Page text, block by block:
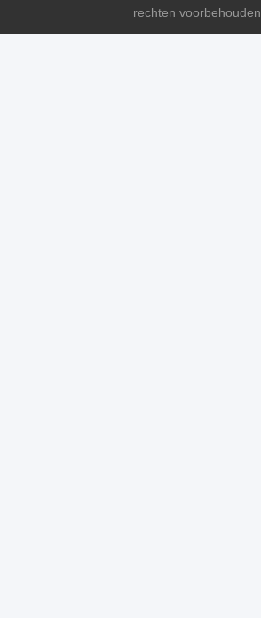
rechten voorbehouden.